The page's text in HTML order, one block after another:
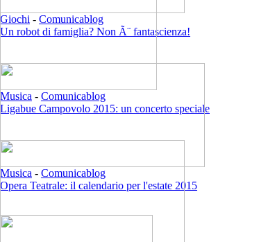
Giochi - Comunicablog
Un robot di famiglia? Non Ã¨ fantascienza!
Musica - Comunicablog
Ligabue Campovolo 2015: un concerto speciale
Musica - Comunicablog
Opera Teatrale: il calendario per l'estate 2015